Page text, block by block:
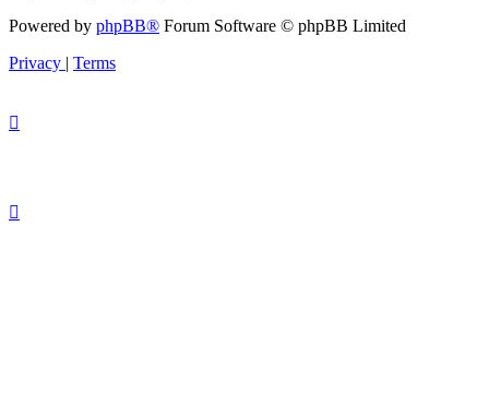
Powered by phpBB® Forum Software © phpBB Limited
Privacy
Terms